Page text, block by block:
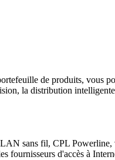
de produits, vous
la distribution
sans fil, CPL Powerline,
fournisseurs d'accès à